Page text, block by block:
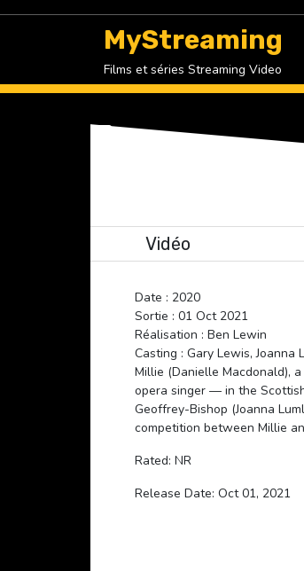
MyStreaming
Films et séries Streaming Video
Vidéo
Date : 2020
Sortie : 01 Oct 2021
Réalisation : Ben Lewin
Casting : Gary Lewis, Joanna
Millie (Danielle Macdonald),
opera singer — in the
Geoffrey-Bishop (Joanna
competition between Millie
Rated: NR
Release Date: Oct 01, 2021